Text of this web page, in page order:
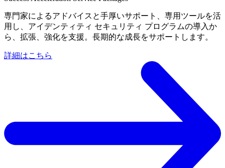
専門家によるアドバイスと手厚いサポート、専用ツールを活
用し、アイデンティティ セキュリティ プログラムの導入か
ら、拡張、強化を支援。長期的な成長をサポートします。
詳細はこちら